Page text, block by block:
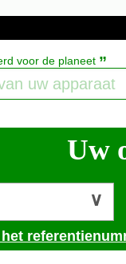
voor de planeet ”
Uw